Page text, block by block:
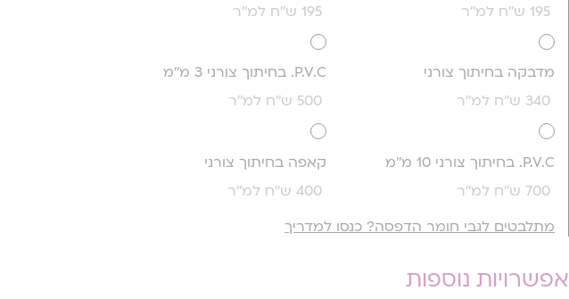
195 ש''ח למ''ר
195 ש''ח למ''ר
מדבקה בחיתוך צורני
340 ש''ח למ''ר
P.V.C. בחיתוך צורני 3 מ''מ
500 ש''ח למ''ר
P.V.C. בחיתוך צורני 10 מ''מ
700 ש''ח למ''ר
קאפה בחיתוך צורני
400 ש''ח למ''ר
מתלבטים לגבי חומר הדפסה? כנסו למדריך
אפשרויות נוספות